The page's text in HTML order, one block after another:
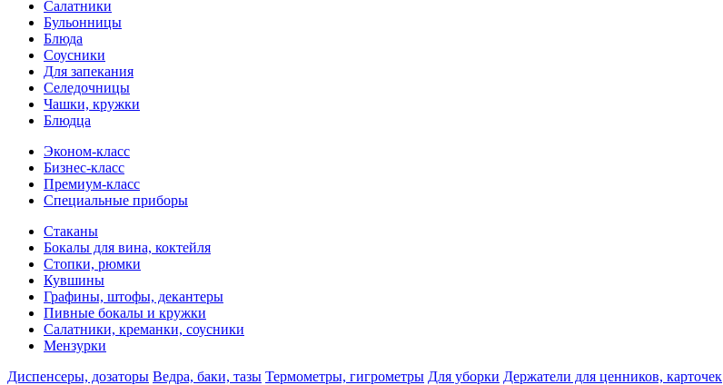
Салатники
Бульонницы
Блюда
Соусники
Для запекания
Селедочницы
Чашки, кружки
Блюдца
Эконом-класс
Бизнес-класс
Премиум-класс
Специальные приборы
Стаканы
Бокалы для вина, коктейля
Стопки, рюмки
Кувшины
Графины, штофы, декантеры
Пивные бокалы и кружки
Салатники, креманки, соусники
Мензурки
Диспенсеры, дозаторы Ведра, баки, тазы Термометры, гигрометры Для уборки Держатели для ценников, карточек